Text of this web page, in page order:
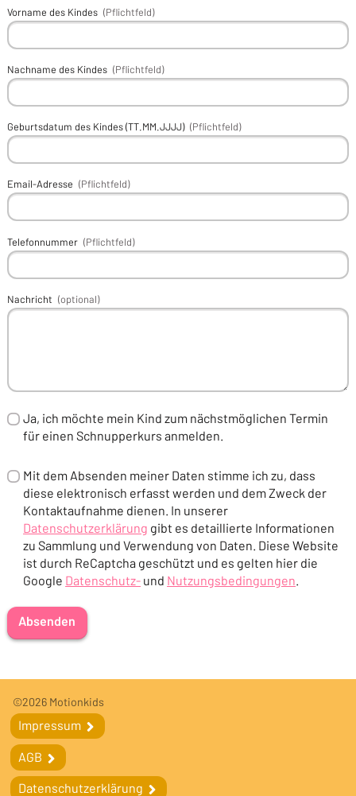
Vorname des Kindes (Pflichtfeld)
Nachname des Kindes (Pflichtfeld)
Geburtsdatum des Kindes (TT.MM.JJJJ) (Pflichtfeld)
Email-Adresse (Pflichtfeld)
Telefonnummer (Pflichtfeld)
Nachricht (optional)
Ja, ich möchte mein Kind zum nächstmöglichen Termin
für einen Schnupperkurs anmelden.
Mit dem Absenden meiner Daten stimme ich zu, dass
diese elektronisch erfasst werden und dem Zweck der
Kontaktaufnahme dienen. In unserer
Datenschutzerklärung
(Öffnet in einem neuen Tab oder Fenster)
gibt es detaillierte Informationen
zu Sammlung und Verwendung von Daten. Diese Website
ist durch ReCaptcha geschützt und es gelten hier die
Google Datenschutz- und Nutzungsbedingungen.
Absenden
Fußleiste
Fußleistennavigation
Impressum
AGB
Datenschutzerklärung
©2026 Motionkids
Impressum
AGB
Datenschutzerklärung